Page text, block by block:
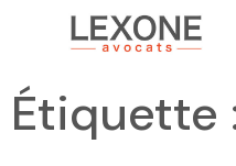
Étiquette